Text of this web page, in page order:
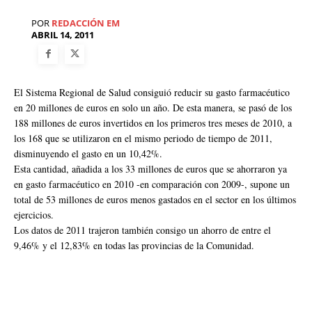
POR REDACCIÓN EM
ABRIL 14, 2011
El Sistema Regional de Salud consiguió reducir su gasto farmacéutico
en 20 millones de euros en solo un año. De esta manera, se pasó de los
188 millones de euros invertidos en los primeros tres meses de 2010, a
los 168 que se utilizaron en el mismo periodo de tiempo de 2011,
disminuyendo el gasto en un 10,42%.
Esta cantidad, añadida a los 33 millones de euros que se ahorraron ya
en gasto farmacéutico en 2010 -en comparación con 2009-, supone un
total de 53 millones de euros menos gastados en el sector en los últimos
ejercicios.
Los datos de 2011 trajeron también consigo un ahorro de entre el
9,46% y el 12,83% en todas las provincias de la Comunidad.